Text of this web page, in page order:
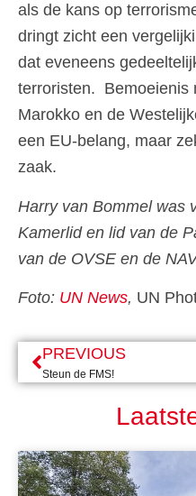
als de kans op
dringt zicht een
dat eveneens
terroristen. Bemoeienis
Marokko en de
een EU-belang, maar
zaak.
Harry van Bommel was
Kamerlid en lid van de
van de OVSE en de
Foto: UN News, UN
PREVIOUS
Steun de FMS!